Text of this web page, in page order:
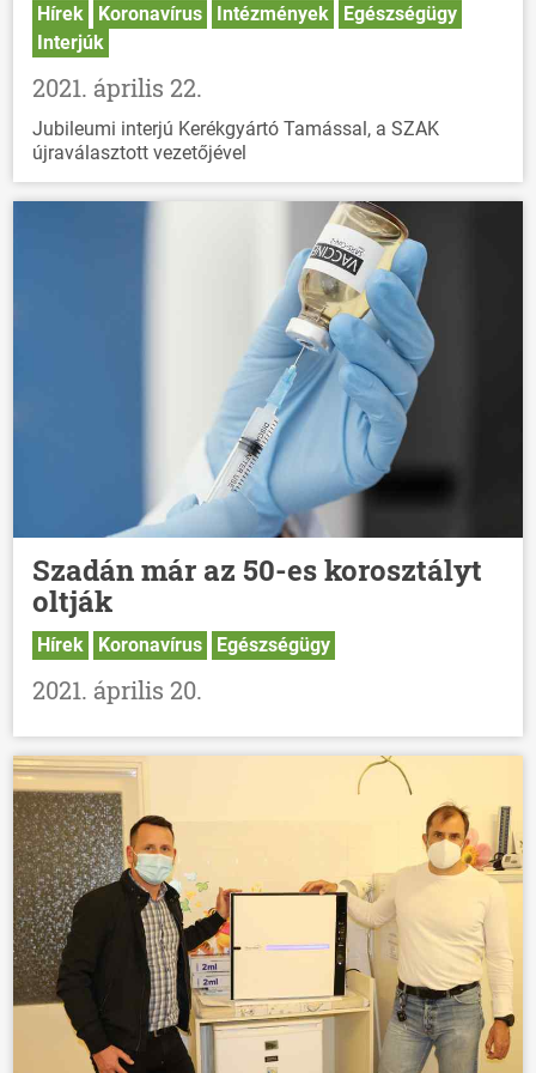
Hírek Koronavírus Intézmények
Egészségügy
Interjúk
2021. április 22.
Jubileumi interjú Kerékgyártó Tamással, a SZAK
újraválasztott vezetőjével
Szadán már az 50-es korosztályt
oltják
Hírek Koronavírus Egészségügy
2021. április 20.